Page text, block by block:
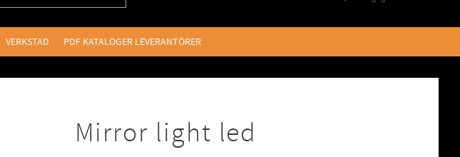
VERKSTAD PDF KATALOGER LEVERANTÖRER
Mirror light led